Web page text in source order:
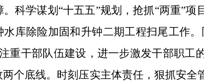
科学谋划“十五五”规划，抢抓“两重”
库除险加固和升钟二期工程扫尾工作
重干部队伍建设，进一步激发干部职工
个底线。时刻压实主体责任，狠抓安